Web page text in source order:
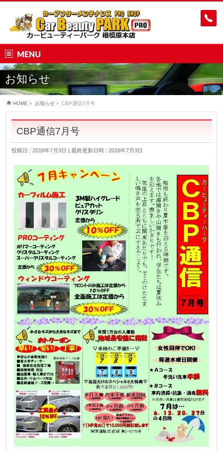
MENU
お知らせ
HOME » お知らせ » CBP通信7月号
CBP通信7月号
投稿日 : 2016年7月3日 最終更新日時 : 2016年7月3日